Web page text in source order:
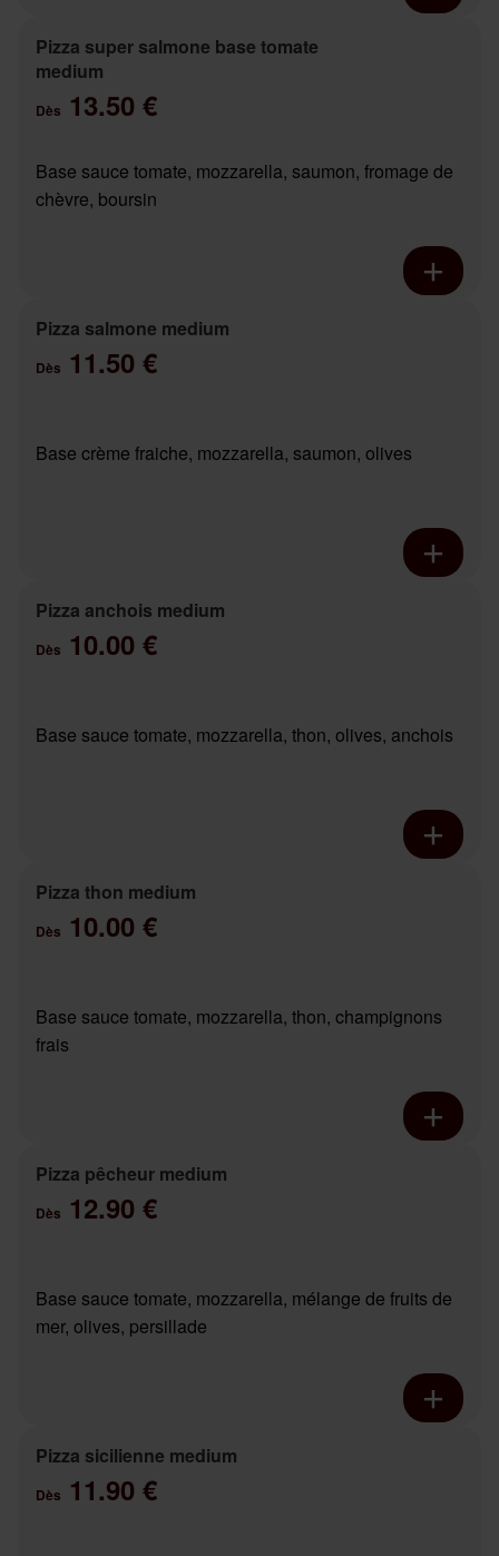
Pizza super salmone base tomate
medium
Dès 13.50 €
Base sauce tomate, mozzarella, saumon, fromage de
chèvre, boursin
Pizza salmone medium
Dès 11.50 €
Base crème fraiche, mozzarella, saumon, olives
Pizza anchois medium
Dès 10.00 €
Base sauce tomate, mozzarella, thon, olives, anchois
Pizza thon medium
Dès 10.00 €
Base sauce tomate, mozzarella, thon, champignons
frais
Pizza pêcheur medium
Dès 12.90 €
Base sauce tomate, mozzarella, mélange de fruits de
mer, olives, persillade
Pizza sicilienne medium
Dès 11.90 €